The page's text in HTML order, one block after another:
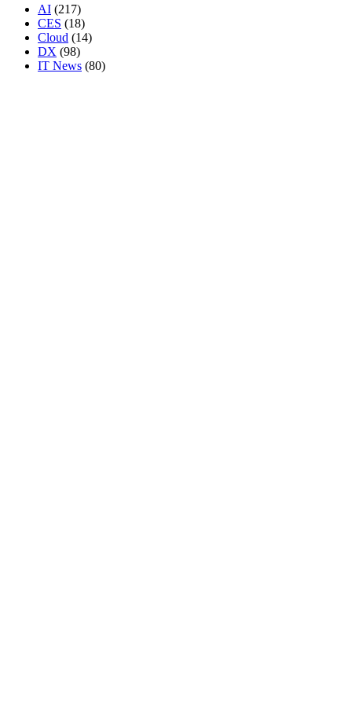
AI (217)
CES (18)
Cloud (14)
DX (98)
IT News (80)